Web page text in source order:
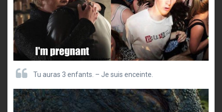
Tu auras 3 enfants. – Je suis enceinte.